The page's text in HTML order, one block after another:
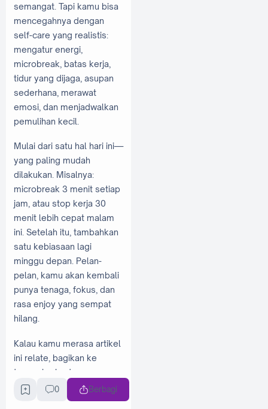
semangat. Tapi kamu bisa
mencegahnya dengan
self-care yang realistis:
mengatur energi,
microbreak, batas kerja,
tidur yang dijaga, asupan
sederhana, merawat
emosi, dan menjadwalkan
pemulihan kecil.
Mulai dari satu hal hari ini—
yang paling mudah
dilakukan. Misalnya:
microbreak 3 menit setiap
jam, atau stop kerja 30
menit lebih cepat malam
ini. Setelah itu, tambahkan
satu kebiasaan lagi
minggu depan. Pelan-
pelan, kamu akan kembali
punya tenaga, fokus, dan
rasa enjoy yang sempat
hilang.
Kalau kamu merasa artikel
ini relate, bagikan ke
teman kerja atau sesama
creator yang juga sering
lupa istirahat. Dan minggu
0 Berbagi